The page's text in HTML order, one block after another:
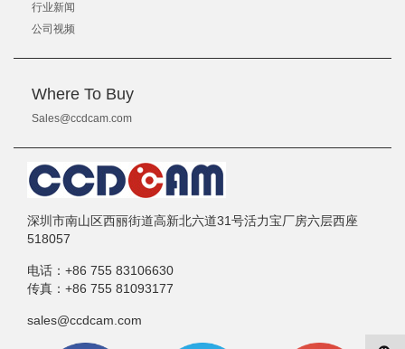
行业新闻
公司视频
Where To Buy
Sales@ccdcam.com
深圳市南山区西丽街道高新北六道31号活力宝厂房六层西座
518057
电话： +86 755 83106630
传真： +86 755 81093177
sales@ccdcam.com